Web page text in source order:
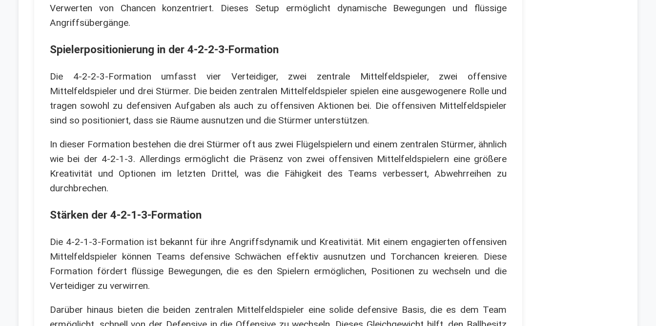
Verwerten von Chancen konzentriert. Dieses Setup ermöglicht dynamische Bewegungen und flüssige
Angriffsübergänge.
Spielerpositionierung in der 4-2-2-3-Formation
Die 4-2-2-3-Formation umfasst vier Verteidiger, zwei zentrale Mittelfeldspieler, zwei offensive
Mittelfeldspieler und drei Stürmer. Die beiden zentralen Mittelfeldspieler spielen eine ausgewogenere Rolle und
tragen sowohl zu defensiven Aufgaben als auch zu offensiven Aktionen bei. Die offensiven Mittelfeldspieler
sind so positioniert, dass sie Räume ausnutzen und die Stürmer unterstützen.
In dieser Formation bestehen die drei Stürmer oft aus zwei Flügelspielern und einem zentralen Stürmer, ähnlich
wie bei der 4-2-1-3. Allerdings ermöglicht die Präsenz von zwei offensiven Mittelfeldspielern eine größere
Kreativität und Optionen im letzten Drittel, was die Fähigkeit des Teams verbessert, Abwehrreihen zu
durchbrechen.
Stärken der 4-2-1-3-Formation
Die 4-2-1-3-Formation ist bekannt für ihre Angriffsdynamik und Kreativität. Mit einem engagierten offensiven
Mittelfeldspieler können Teams defensive Schwächen effektiv ausnutzen und Torchancen kreieren. Diese
Formation fördert flüssige Bewegungen, die es den Spielern ermöglichen, Positionen zu wechseln und die
Verteidiger zu verwirren.
Darüber hinaus bieten die beiden zentralen Mittelfeldspieler eine solide defensive Basis, die es dem Team